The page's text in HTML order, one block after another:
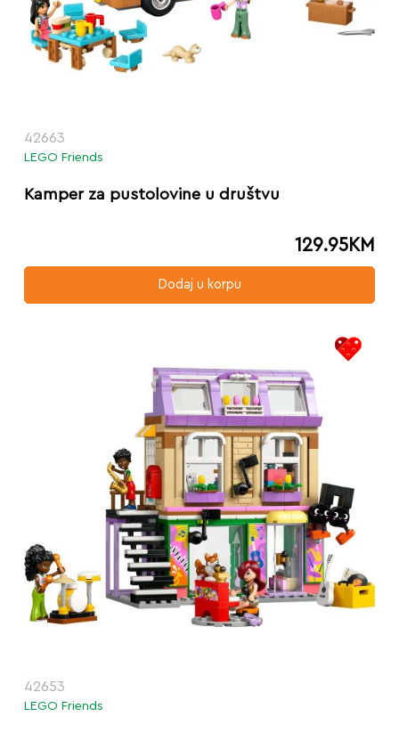
42663
LEGO Friends
Kamper za pustolovine u društvu
129.95KM
Dodaj u korpu
42653
LEGO Friends